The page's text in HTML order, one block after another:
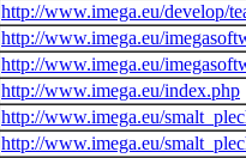
http://www.imega.eu/develop/
http://www.imega.eu/
http://www.imega.eu/
http://www.imega.eu/index.php
http://www.imega.eu/
http://www.imega.eu/